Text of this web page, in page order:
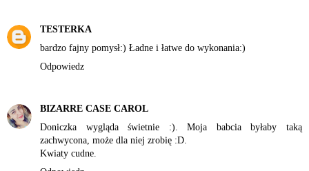
TESTERKA
bardzo fajny pomysł:) Ładne i łatwe do wykonania:)
Odpowiedz
BIZARRE CASE CAROL
Doniczka wygląda świetnie :). Moja babcia byłaby taką
zachwycona, może dla niej zrobię :D.
Kwiaty cudne.